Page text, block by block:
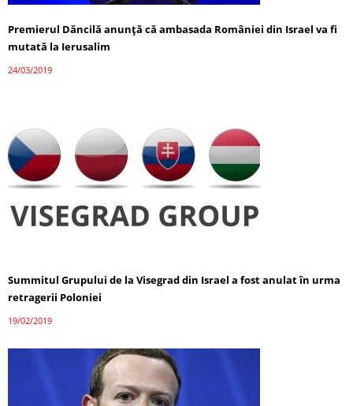
Premierul Dăncilă anunţă că ambasada României din Israel va fi
mutată la Ierusalim
24/03/2019
Summitul Grupului de la Visegrad din Israel a fost anulat în urma
retragerii Poloniei
19/02/2019